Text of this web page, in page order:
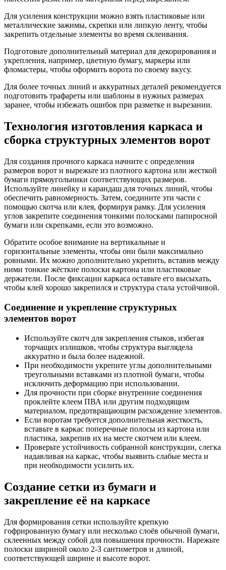
Для усиления конструкции можно взять пластиковые или
металлические зажимы, скрепки или липкую ленту, чтобы
закрепить отдельные элементы во время склеивания.
Подготовьте дополнительный материал для декорирования и
укрепления, например, цветную бумагу, маркеры или
фломастеры, чтобы оформить ворота по своему вкусу.
Для более точных линий и аккуратных деталей рекомендуется
подготовить трафареты или шаблоны в нужных размерах
заранее, чтобы избежать ошибок при разметке и вырезании.
Технология изготовления каркаса и
сборка структурных элементов ворот
Для создания прочного каркаса начните с определения
размеров ворот и вырежьте из плотного картона или жесткой
бумаги прямоугольники соответствующих размеров.
Используйте линейку и карандаш для точных линий, чтобы
обеспечить равномерность. Затем, соедините эти части с
помощью скотча или клея, формируя рамку. Для усиления
углов закрепите соединения тонкими полосками папиросной
бумаги или скрепками, если это возможно.
Обратите особое внимание на вертикальные и
горизонтальные элементы, чтобы они были максимально
ровными. Их можно дополнительно укрепить, вставив между
ними тонкие жёсткие полоски картона или пластиковые
держатели. После фиксации каркаса оставьте его высыхать,
чтобы клей хорошо закрепился и структура стала устойчивой.
Соединение и укрепление структурных
элементов ворот
Используйте скотч для закрепления стыков, избегая
торчащих излишков, чтобы структура выглядела
аккуратно и была более надежной.
При необходимости укрепите углы дополнительными
треугольными вставками из плотной бумаги, чтобы
исключить деформацию при использовании.
Для прочности при сборке внутренние соединения
проклейте клеем ПВА или другим подходящим
материалом, предотвращающим расхождение элементов.
Если воротам требуется дополнительная жесткость,
вставьте в каркас поперечные полосы из картона или
пластика, закрепив их на месте скотчем или клеем.
Проверьте устойчивость собранной конструкции, слегка
надавливая на каркас, чтобы выявить слабые места и
при необходимости усилить их.
Создание сетки из бумаги и
закрепление её на каркасе
Для формирования сетки используйте крепкую
гофрированную бумагу или несколько слоёв обычной бумаги,
склеенных между собой для повышения прочности. Нарежьте
полоски шириной около 2-3 сантиметров и длиной,
соответствующей ширине и высоте ворот.